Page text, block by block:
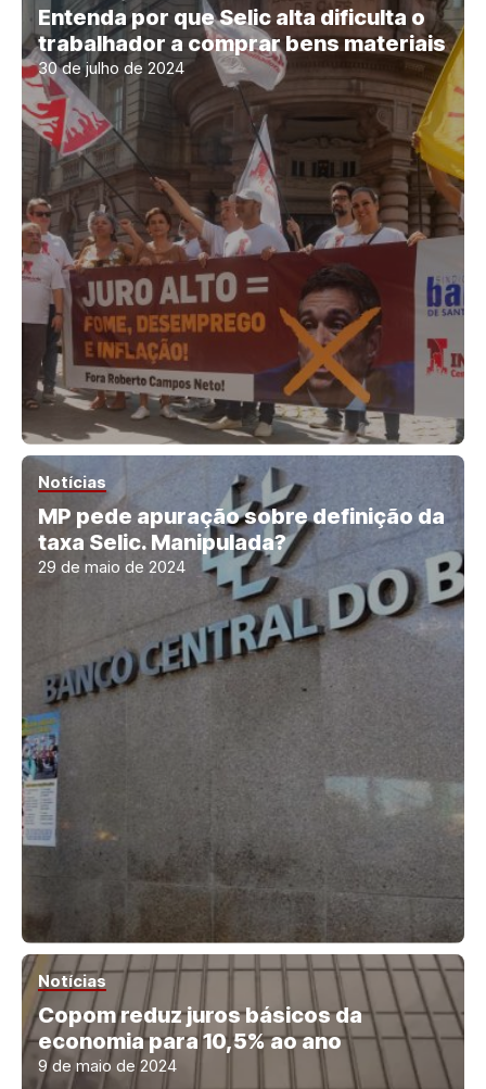
Entenda por que Selic alta dificulta o
trabalhador a comprar bens materiais
30 de julho de 2024
Notícias
MP pede apuração sobre definição da
taxa Selic. Manipulada?
29 de maio de 2024
Notícias
Copom reduz juros básicos da
economia para 10,5% ao ano
9 de maio de 2024